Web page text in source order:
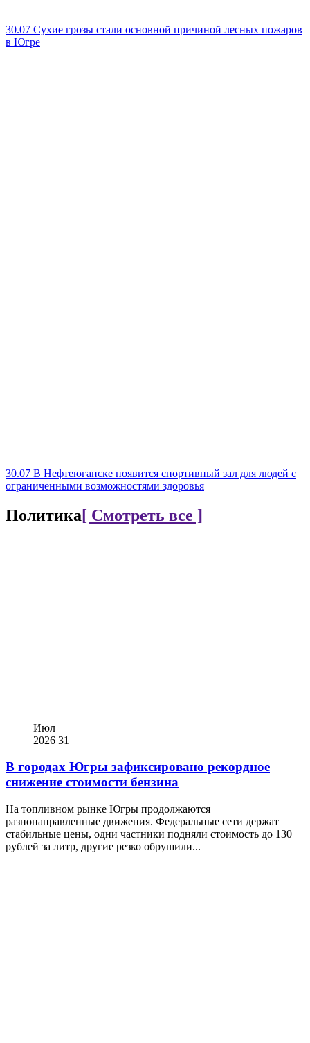
30.07 Сухие грозы стали основной причиной лесных пожаров
в Югре
30.07 В Нефтеюганске появится спортивный зал для людей с
ограниченными возможностями здоровья
Политика[ Смотреть все ]
Июл
2026 31
В городах Югры зафиксировано рекордное
снижение стоимости бензина
На топливном рынке Югры продолжаются
разнонаправленные движения. Федеральные сети держат
стабильные цены, одни частники подняли стоимость до 130
рублей за литр, другие резко обрушили...